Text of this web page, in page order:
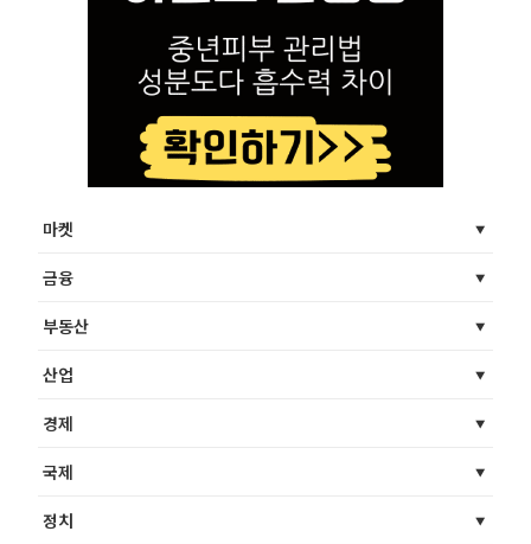
마켓
금융
부동산
산업
경제
국제
정치